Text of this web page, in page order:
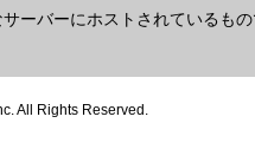
ーバーにホストされているも
All Rights Reserved.